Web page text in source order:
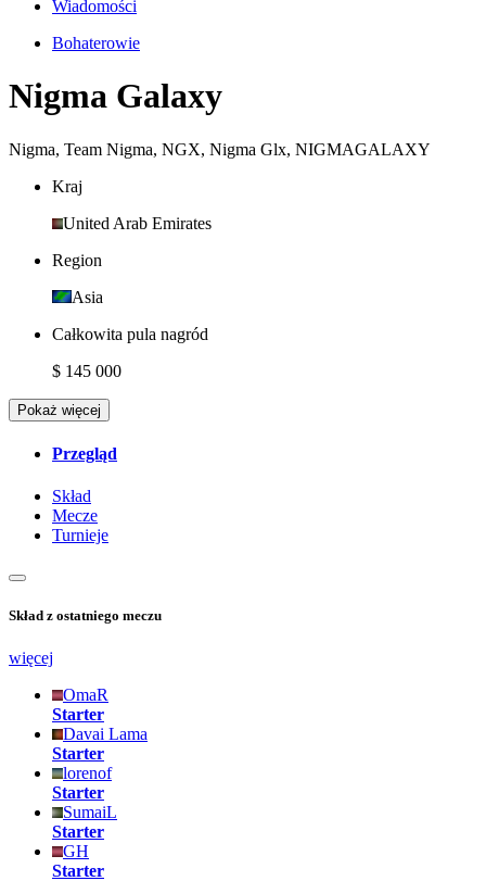
Wiadomości
Bohaterowie
Nigma Galaxy
Nigma, Team Nigma, NGX, Nigma Glx, NIGMAGALAXY
Kraj
United Arab Emirates
Region
Asia
Całkowita pula nagród
$ 145 000
Pokaż więcej
Przegląd
Skład
Mecze
Turnieje
Skład z ostatniego meczu
więcej
OmaR
Starter
Davai Lama
Starter
lorenof
Starter
SumaiL
Starter
GH
Starter